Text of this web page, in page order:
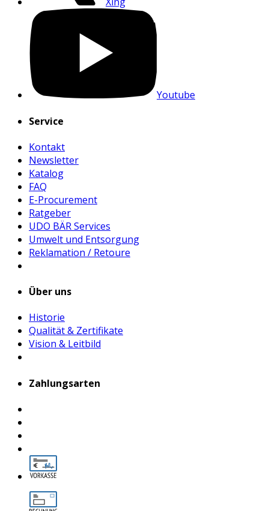
Youtube
Service
Kontakt
Newsletter
Katalog
FAQ
E-Procurement
Ratgeber
UDO BÄR Services
Umwelt und Entsorgung
Reklamation / Retoure
Über uns
Historie
Qualität & Zertifikate
Vision & Leitbild
Zahlungsarten